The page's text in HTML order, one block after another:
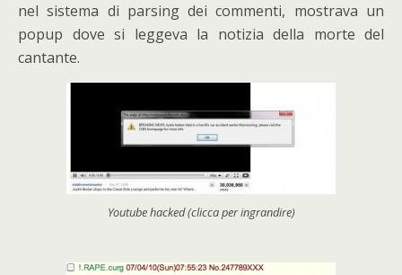
nel sistema di parsing dei commenti, mostrava un
popup dove si leggeva la notizia della morte del
cantante.
Youtube hacked (clicca per ingrandire)